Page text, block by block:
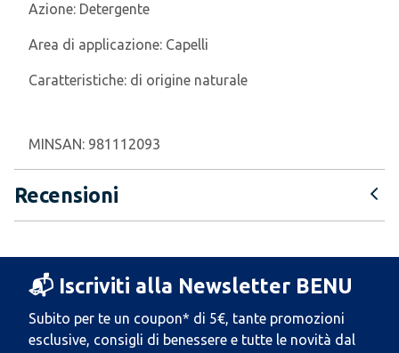
Azione: Detergente
Area di applicazione: Capelli
Caratteristiche: di origine naturale
MINSAN: 981112093
Recensioni
📬 Iscriviti alla Newsletter BENU
Subito per te un coupon* di 5€, tante promozioni
esclusive, consigli di benessere e tutte le novità dal